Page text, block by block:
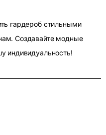
гардероб стильными
Создавайте модные
индивидуальность!